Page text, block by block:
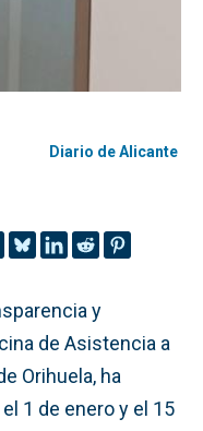
Diario de Alicante
y
de Asistencia a
Orihuela, ha
1 de enero y el 15